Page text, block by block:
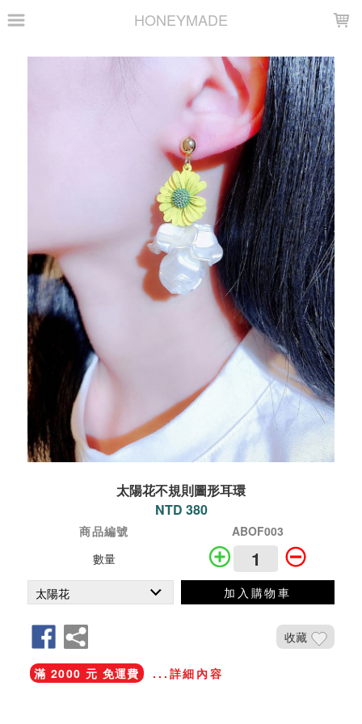
HONEYMADE
太陽花不規則圖形耳環
NTD 380
商品編號
ABOF003
數量
加入購物車
收藏
滿 2000 元 免運費 ...詳細內容